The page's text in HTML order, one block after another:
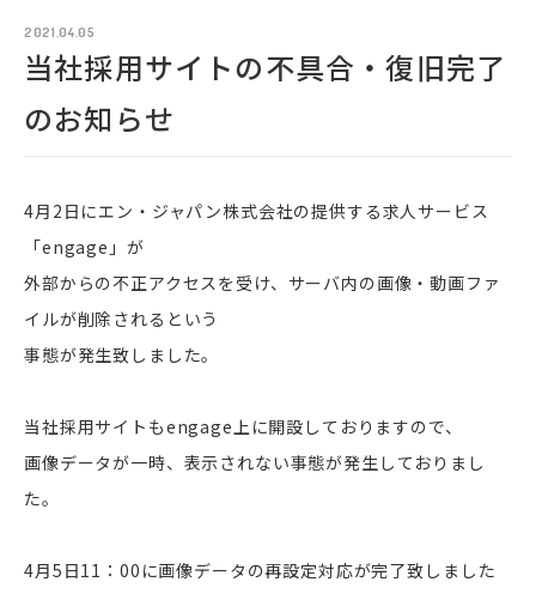
2021.04.05
当社採用サイトの不具合・復旧完了
のお知らせ
4月2日にエン・ジャパン株式会社の提供する求人サービス
「engage」が
外部からの不正アクセスを受け、サーバ内の画像・動画ファ
イルが削除されるという
事態が発生致しました。
当社採用サイトもengage上に開設しておりますので、
画像データが一時、表示されない事態が発生しておりまし
た。
4月5日11：00に画像データの再設定対応が完了致しました